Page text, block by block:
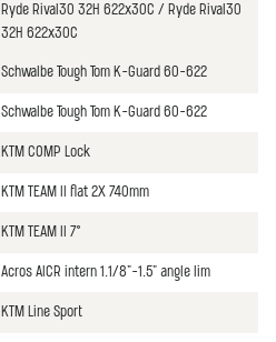
Ryde Rival30 32H 622x30C / Ryde Rival30
32H 622x30C
Schwalbe Tough Tom K-Guard 60-622
Schwalbe Tough Tom K-Guard 60-622
KTM COMP Lock
KTM TEAM II flat 2X 740mm
KTM TEAM II 7°
Acros AICR intern 1.1/8"-1.5" angle lim
KTM Line Sport